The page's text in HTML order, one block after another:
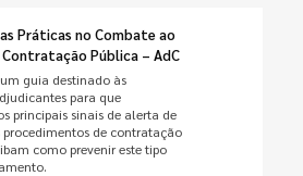
Práticas no Combate ao
Contratação Pública – AdC
guia destinado às
para que
principais sinais de alerta de
de contratação
como prevenir este tipo